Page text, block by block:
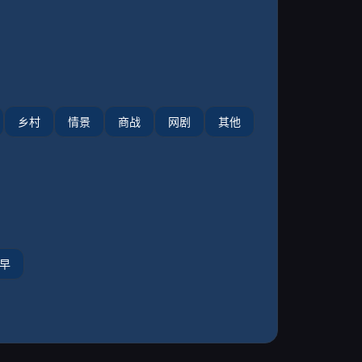
乡村 情景 商战 网剧 其他